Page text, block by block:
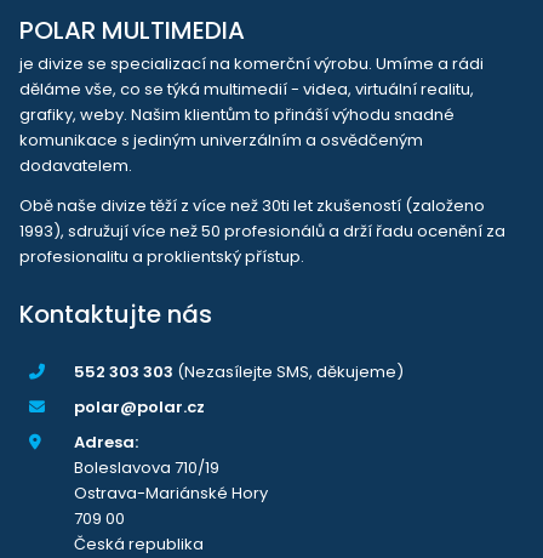
POLAR MULTIMEDIA
je divize se specializací na komerční výrobu. Umíme a rádi
děláme vše, co se týká multimedií - videa, virtuální realitu,
grafiky, weby. Našim klientům to přináší výhodu snadné
komunikace s jediným univerzálním a osvědčeným
dodavatelem.
Obě naše divize těží z více než 30ti let zkušeností (založeno
1993), sdružují více než 50 profesionálů a drží řadu ocenění za
profesionalitu a proklientský přístup.
Kontaktujte nás
552 303 303 (Nezasílejte SMS, děkujeme)
polar@polar.cz
Adresa:
Boleslavova 710/19
Ostrava-Mariánské Hory
709 00
Česká republika